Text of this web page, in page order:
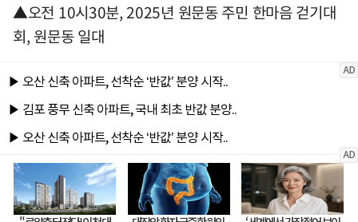
▲오전 10시30분, 2025년 원문동 주민 한마음 걷기대
회, 원문동 일대